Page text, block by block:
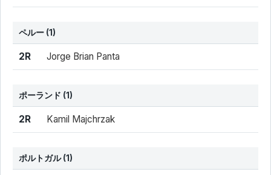
ペルー (1)
結果 シード 選手名
2R Jorge Brian Panta
ポーランド (1)
結果 シード 選手名
2R Kamil Majchrzak
ポルトガル(1)